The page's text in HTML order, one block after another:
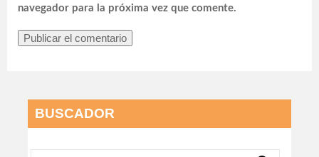
navegador para la próxima vez que comente.
BUSCADOR